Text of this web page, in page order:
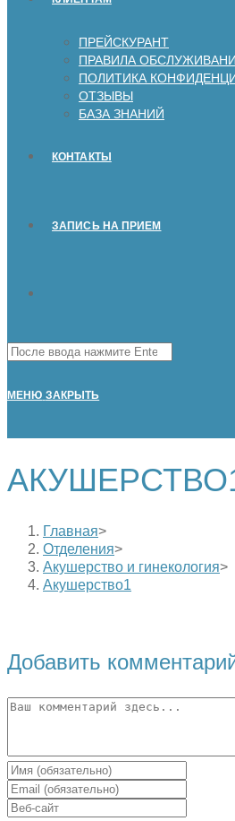
ПРЕЙСКУРАНТ
ПРАВИЛА
ПОЛИТИКА
ОТЗЫВЫ
БАЗА ЗНАНИЙ
КОНТАКТЫ
ЗАПИСЬ НА ПРИЕМ
Поиск
МЕНЮ ЗАКРЫТЬ
Главная>
Отделения>
Акушерство и гинекология>
Акушерство1
Добавить
Комментарий
Введите
свое
имя
Введите
свой
Введите